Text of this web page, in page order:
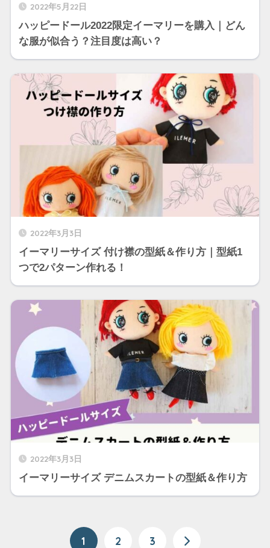
2022年5月22日
ハッピードール2022限定イーマリーを購入｜どん
な服が似合う？注目度は高い？
2022年3月3日
イーマリーサイズ 付け襟の型紙＆作り方｜型紙1
つで2パターン作れる！
2022年3月3日
イーマリーサイズ デニムスカートの型紙＆作り方
1 2 3